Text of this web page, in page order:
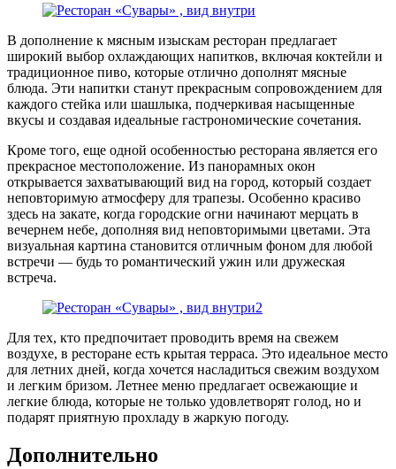
В дополнение к мясным изыскам ресторан предлагает
широкий выбор охлаждающих напитков, включая коктейли и
традиционное пиво, которые отлично дополнят мясные
блюда. Эти напитки станут прекрасным сопровождением для
каждого стейка или шашлыка, подчеркивая насыщенные
вкусы и создавая идеальные гастрономические сочетания.
Кроме того, еще одной особенностью ресторана является его
прекрасное местоположение. Из панорамных окон
открывается захватывающий вид на город, который создает
неповторимую атмосферу для трапезы. Особенно красиво
здесь на закате, когда городские огни начинают мерцать в
вечернем небе, дополняя вид неповторимыми цветами. Эта
визуальная картина становится отличным фоном для любой
встречи — будь то романтический ужин или дружеская
встреча.
Для тех, кто предпочитает проводить время на свежем
воздухе, в ресторане есть крытая терраса. Это идеальное место
для летних дней, когда хочется насладиться свежим воздухом
и легким бризом. Летнее меню предлагает освежающие и
легкие блюда, которые не только удовлетворят голод, но и
подарят приятную прохладу в жаркую погоду.
Дополнительно